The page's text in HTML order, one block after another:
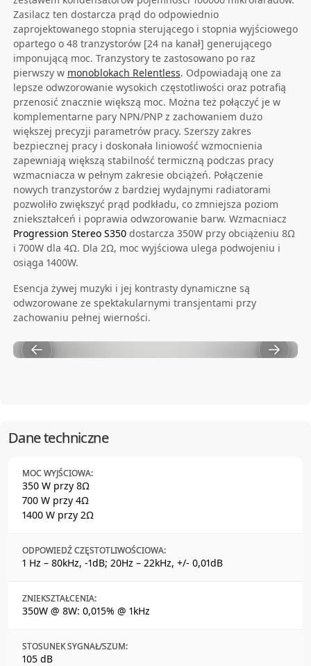
Zasilacz ten dostarcza prąd do odpowiednio
zaprojektowanego stopnia sterującego i stopnia wyjściowego
opartego o 48 tranzystorów [24 na kanał] generującego
imponującą moc. Tranzystory te zastosowano po raz
pierwszy w monoblokach Relentless. Odpowiadają one za
lepsze odwzorowanie wysokich częstotliwości oraz potrafią
przenosić znacznie większą moc. Można też połączyć je w
komplementarne pary NPN/PNP z zachowaniem dużo
większej precyzji parametrów pracy. Szerszy zakres
bezpiecznej pracy i doskonała liniowość wzmocnienia
zapewniają większą stabilność termiczną podczas pracy
wzmacniacza w pełnym zakresie obciążeń. Połączenie
nowych tranzystorów z bardziej wydajnymi radiatorami
pozwoliło zwiększyć prąd podkładu, co zmniejsza poziom
zniekształceń i poprawia odwzorowanie barw. Wzmacniacz
Progression Stereo S350dostarcza 350W przy obciążeniu 8Ω
i 700W dla 4Ω. Dla 2Ω, moc wyjściowa ulega podwojeniu i
osiąga 1400W.
Esencja żywej muzyki i jej kontrasty dynamiczne są
odwzorowane ze spektakularnymi transjentami przy
zachowaniu pełnej wierności.
Dane techniczne
MOC WYJŚCIOWA:
350 W przy 8Ω
700 W przy 4Ω
1400 W przy 2Ω
ODPOWIEDŹ CZĘSTOTLIWOŚCIOWA:
1 Hz – 80kHz, -1dB; 20Hz – 22kHz, +/- 0,01dB
ZNIEKSZTAŁCENIA:
350W @ 8W: 0,015% @ 1kHz
STOSUNEK SYGNAŁ/SZUM:
105 dB